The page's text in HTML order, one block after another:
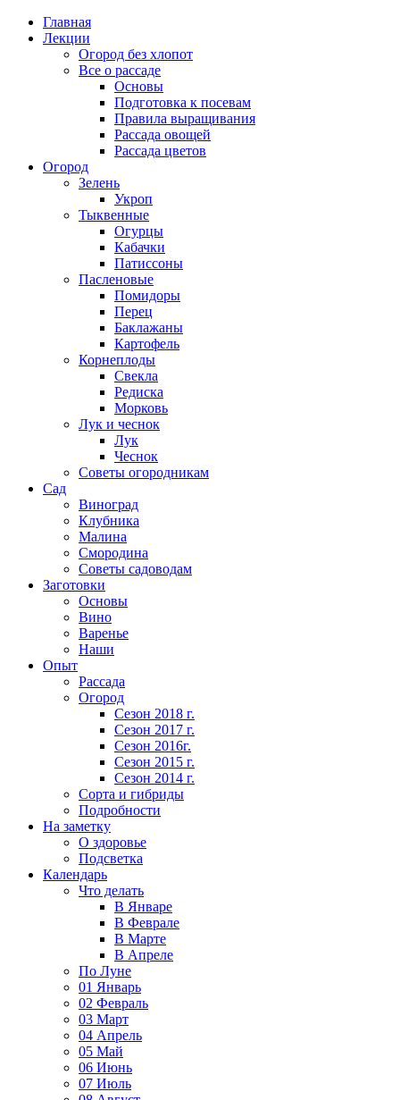
Главная
Лекции
Огород без хлопот
Все о рассаде
Основы
Подготовка к посевам
Правила выращивания
Рассада овощей
Рассада цветов
Огород
Зелень
Укроп
Тыквенные
Огурцы
Кабачки
Патиссоны
Пасленовые
Помидоры
Перец
Баклажаны
Картофель
Корнеплоды
Свекла
Редиска
Морковь
Лук и чеснок
Лук
Чеснок
Советы огородникам
Сад
Виноград
Клубника
Малина
Смородина
Советы садоводам
Заготовки
Основы
Вино
Варенье
Наши
Опыт
Рассада
Огород
Сезон 2018 г.
Сезон 2017 г.
Сезон 2016г.
Сезон 2015 г.
Сезон 2014 г.
Сорта и гибриды
Подробности
На заметку
О здоровье
Подсветка
Календарь
Что делать
В Январе
В Феврале
В Марте
В Апреле
По Луне
01 Январь
02 Февраль
03 Март
04 Апрель
05 Май
06 Июнь
07 Июль